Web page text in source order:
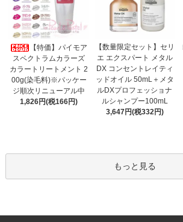
【特価】パイモア
スペクトラムカラーズ
カラートリートメント 2
00g(染毛料)※パッケー
ジ順次リニューアル中
1,826円(税166円)
【数量限定セット】セリ
エ エクスパート メタル
DX コンセントレイティ
ッドオイル 50mL＋メタ
ルDXプロフェッショナ
ルシャンプー100mL
3,647円(税332円)
もっと見る